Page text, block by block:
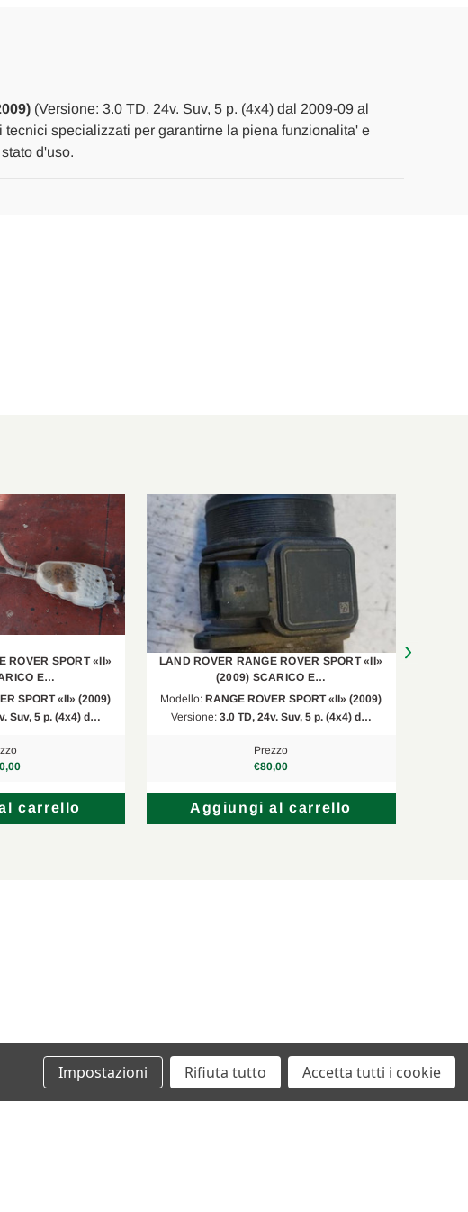
(Versione: 3.0 TD, 24v. Suv, 5 p. (4x4) dal 2009-09 al
specializzati per garantirne la piena funzionalita' e
d'uso.
ROVER SPORT «II»
E…
SPORT «II» (2009)
Suv, 5 p. (4x4) d…
carrello
LAND ROVER RANGE ROVER SPORT «II»
(2009) SCARICO E…
Modello: RANGE ROVER SPORT «II» (2009)
Versione: 3.0 TD, 24v. Suv, 5 p. (4x4) d…
Prezzo
€80,00
Aggiungi al carrello
Impostazioni Rifiuta tutto Accetta tutti i cookie